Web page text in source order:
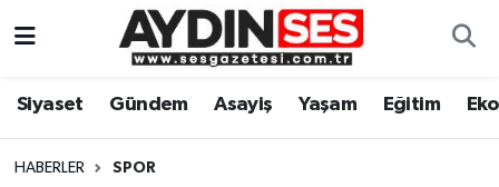
Siyaset Gündem Asayiş Yaşam Eğitim
HABERLER SPOR
Gündem
Aydın Hava Durumu